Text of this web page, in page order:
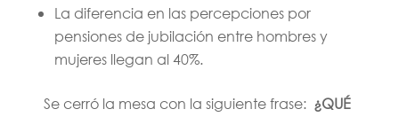
La diferencia en las percepciones por
pensiones de jubilación entre hombres y
mujeres llegan al 40%.
Se cerró la mesa con la siguiente frase: ¿QUÉ